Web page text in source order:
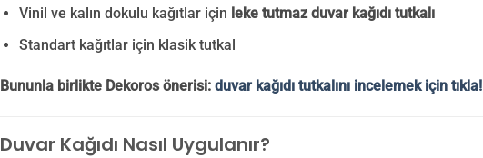
Vinil ve kalın dokulu kağıtlar için leke tutmaz duvar kağıdı tutkalı
Standart kağıtlar için klasik tutkal
Bununla birlikte Dekoros önerisi: duvar kağıdı tutkalını incelemek için tıkla!
Duvar Kağıdı Nasıl Uygulanır?